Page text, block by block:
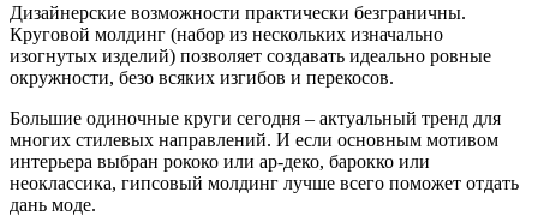
Дизайнерские возможности практически безграничны.
Круговой молдинг (набор из нескольких изначально
изогнутых изделий) позволяет создавать идеально ровные
окружности, безо всяких изгибов и перекосов.
Большие одиночные круги сегодня – актуальный тренд для
многих стилевых направлений. И если основным мотивом
интерьера выбран рококо или ар-деко, барокко или
неоклассика, гипсовый молдинг лучше всего поможет отдать
дань моде.